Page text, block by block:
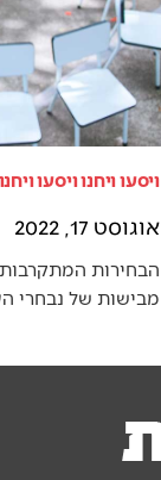
ויסעו ויחנו ויסעו ויחנו
אוגוסט 17, 2022
הבחירות
מבישות של נבחרי